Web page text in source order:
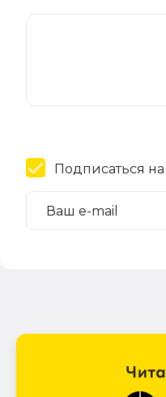
Подписаться на